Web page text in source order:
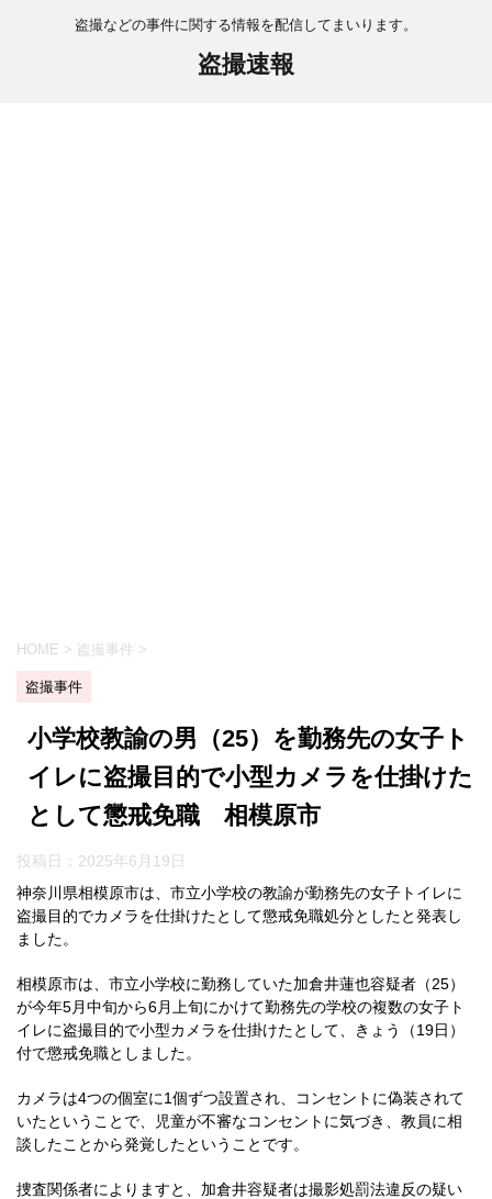
盗撮などの事件に関する情報を配信してまいります。
盗撮速報
HOME > 盗撮事件 >
盗撮事件
小学校教諭の男（25）を勤務先の女子ト
イレに盗撮目的で小型カメラを仕掛けた
として懲戒免職 相模原市
投稿日： 2025年6月19日
神奈川県相模原市は、市立小学校の教諭が勤務先の女子トイレに
盗撮目的でカメラを仕掛けたとして懲戒免職処分としたと発表し
ました。
相模原市は、市立小学校に勤務していた加倉井蓮也容疑者（25）
が今年5月中旬から6月上旬にかけて勤務先の学校の複数の女子ト
イレに盗撮目的で小型カメラを仕掛けたとして、きょう（19日）
付で懲戒免職としました。
カメラは4つの個室に1個ずつ設置され、コンセントに偽装されて
いたということで、児童が不審なコンセントに気づき、教員に相
談したことから発覚したということです。
捜査関係者によりますと、加倉井容疑者は撮影処罰法違反の疑い